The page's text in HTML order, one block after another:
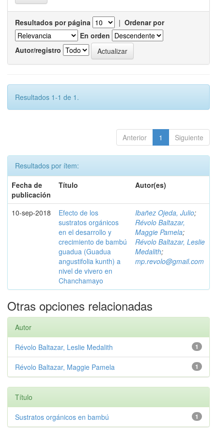
Resultados por página | Ordenar por
En orden
Autor/registro
Resultados 1-1 de 1.
Anterior 1 Siguiente
Resultados por ítem:
Fecha de
publicación
Título Autor(es)
10-sep-2018
Efecto de los
sustratos orgánicos
en el desarrollo y
crecimiento de bambú
guadua (Guadua
angustifolia kunth) a
nivel de vivero en
Chanchamayo
Ibañez Ojeda, Julio;
Révolo Baltazar,
Maggie Pamela;
Révolo Baltazar, Leslie
Medalith;
mp.revolo@gmail.com
Otras opciones relacionadas
Autor
1
Révolo Baltazar, Leslie Medalith
1
Révolo Baltazar, Maggie Pamela
Título
1
Sustratos orgánicos en bambú